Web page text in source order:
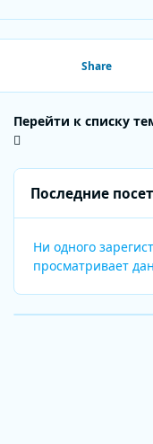
Share
Перейти к списку
Последние
Ни одного
просматривает